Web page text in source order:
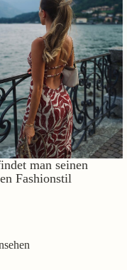
man seinen
Fashionstil